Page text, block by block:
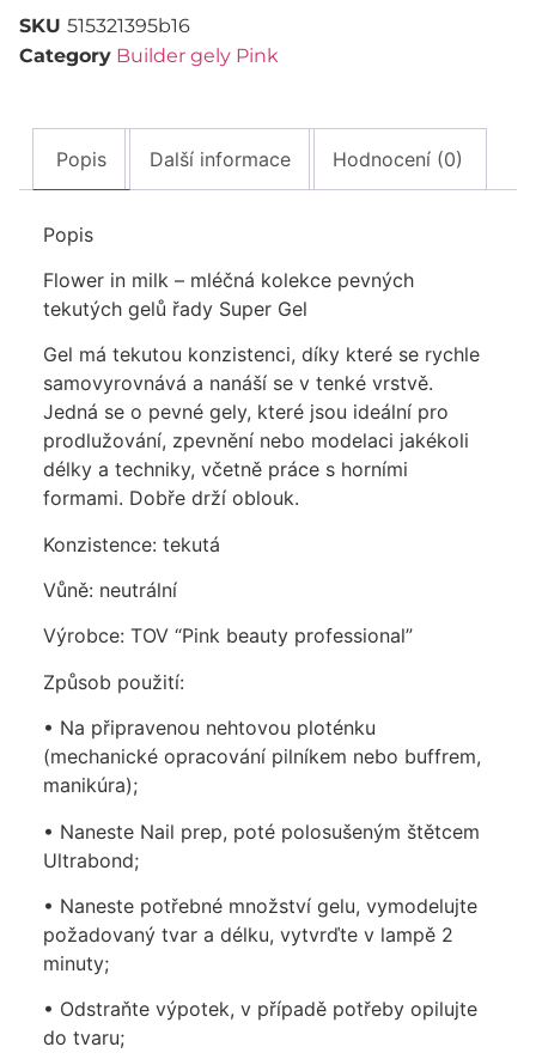
SKU 515321395b16
Category Builder gely Pink
Popis Další informace Hodnocení (0)
Popis
Flower in milk – mléčná kolekce pevných
tekutých gelů řady Super Gel
Gel má tekutou konzistenci, díky které se rychle
samovyrovnává a nanáší se v tenké vrstvě.
Jedná se o pevné gely, které jsou ideální pro
prodlužování, zpevnění nebo modelaci jakékoli
délky a techniky, včetně práce s horními
formami. Dobře drží oblouk.
Konzistence: tekutá
Vůně: neutrální
Výrobce: TOV “Pink beauty professional”
Způsob použití:
• Na připravenou nehtovou ploténku
(mechanické opracování pilníkem nebo buffrem,
manikúra);
• Naneste Nail prep, poté polosušeným štětcem
Ultrabond;
• Naneste potřebné množství gelu, vymodelujte
požadovaný tvar a délku, vytvrďte v lampě 2
minuty;
• Odstraňte výpotek, v případě potřeby opilujte
do tvaru;